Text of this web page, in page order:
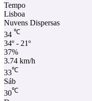
Tempo
Lisboa
Nuvens Dispersas
34 ℃
34º - 21º
37%
3.74 km/h
33℃
Sáb
30℃